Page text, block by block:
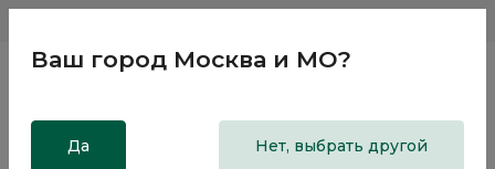
Главная
Распродажа из салонов
Ваш город Москва и МО?
Да Нет, выбрать другой